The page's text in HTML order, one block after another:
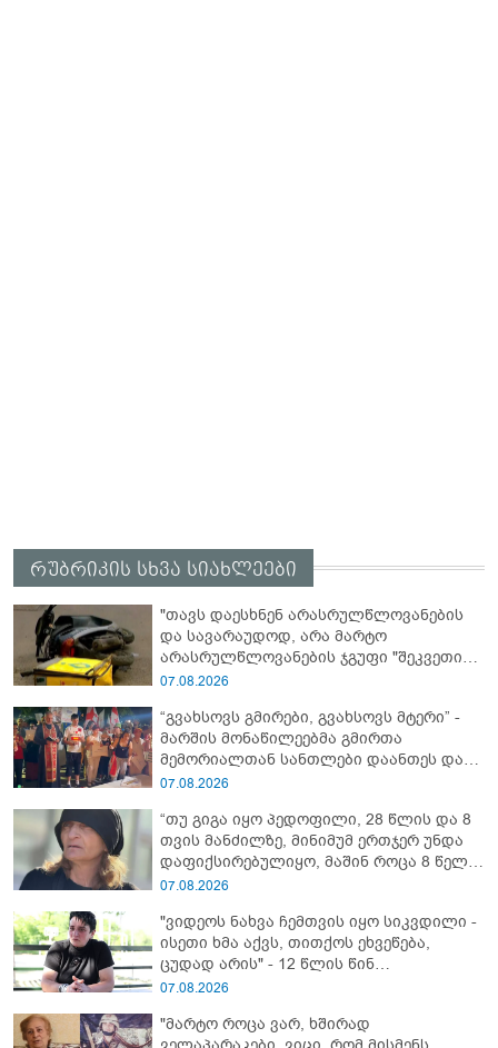
რუბრიკის სხვა სიახლეები
"თავს დაესხნენ არასრულწლოვანების
და სავარაუდოდ, არა მარტო
არასრულწლოვანების ჯგუფი "შეკვეთის
მიტანისას, "გლოვოს" კურიერია
ადვოკატი?
07.08.2026
“გვახსოვს გმირები, გვახსოვს მტერი” -
მარშის მონაწილეებმა გმირთა
მემორიალთან სანთლები დაანთეს და
გმირების ხსოვნას პატივი მიაგეს
07.08.2026
“თუ გიგა იყო პედოფილი, 28 წლის და 8
თვის მანძილზე, მინიმუმ ერთჯერ უნდა
დაფიქსირებულიყო, მაშინ როცა 8 წელი
ამზადებდა მოსწავლეებს! - იპოვონ ერთი
ავიწროებდა” - ეკა კუპატაძე
07.08.2026
"ვიდეოს ნახვა ჩემთვის იყო სიკვდილი -
ისეთი ხმა აქვს, თითქოს ეხვეწება,
ცუდად არის" - 12 წლის წინ
გაუჩინარებული ბიჭის დედა
კომენტარს აკეთებს
07.08.2026
"მარტო როცა ვარ, ხშირად